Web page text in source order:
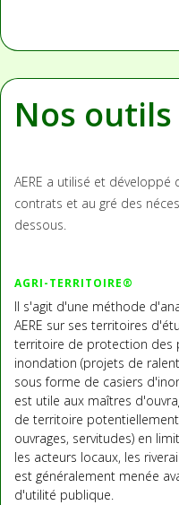
Nos
AERE a utilisé et
contrats et au gré des
dessous.
AGRI-TERRITOIRE®
Il s'agit d'une méthode
AERE sur ses territoires
territoire de protection des
inondation (projets de
sous forme de casiers
est utile aux maîtres
de territoire
ouvrages, servitudes) en
les acteurs locaux, les
est généralement menée
d'utilité publique.